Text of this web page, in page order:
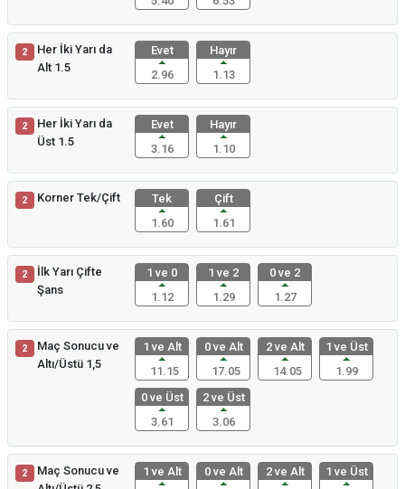
2
Her İki Yarı da
Alt 1.5
Evet
2.96
Hayır
1.13
2
Her İki Yarı da
Üst 1.5
Evet
3.16
Hayır
1.10
2 Korner Tek/Çift
Tek
1.60
Çift
1.61
2
İlk Yarı Çifte
Şans
1 ve 0
1.12
1 ve 2
1.29
0 ve 2
1.27
2
Maç Sonucu ve
Altı/Üstü 1,5
1 ve Alt
11.15
0 ve Alt
17.05
2 ve Alt
14.05
1 ve Üst
1.99
0 ve Üst
3.61
2 ve Üst
3.06
2
Maç Sonucu ve
1 ve Alt 0 ve Alt 2 ve Alt 1 ve Üst